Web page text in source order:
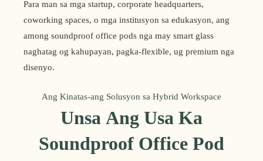
Para man sa mga startup, corporate headquarters,
coworking spaces, o mga institusyon sa edukasyon, ang
among soundproof office pods nga may smart glass
naghatag og kahupayan, pagka-flexible, ug premium nga
disenyo.
Ang Kinatas-ang Solusyon sa Hybrid Workspace
Unsa Ang Usa Ka
Soundproof Office Pod